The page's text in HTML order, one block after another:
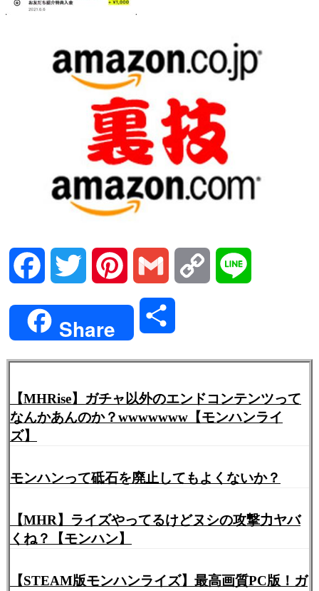
Facebook Twitter Pinterest Gmail Copy
Share
【MHRise】ガチャ以外のエンドコンテンツって
なんかあんのか？wwwwwww【モンハンライ
ズ】
モンハンって砥石を廃止してもよくないか？
【MHR】ライズやってるけどヌシの攻撃力ヤバ
くね？【モンハン】
【STEAM版モンハンライズ】最高画質PC版！ガ